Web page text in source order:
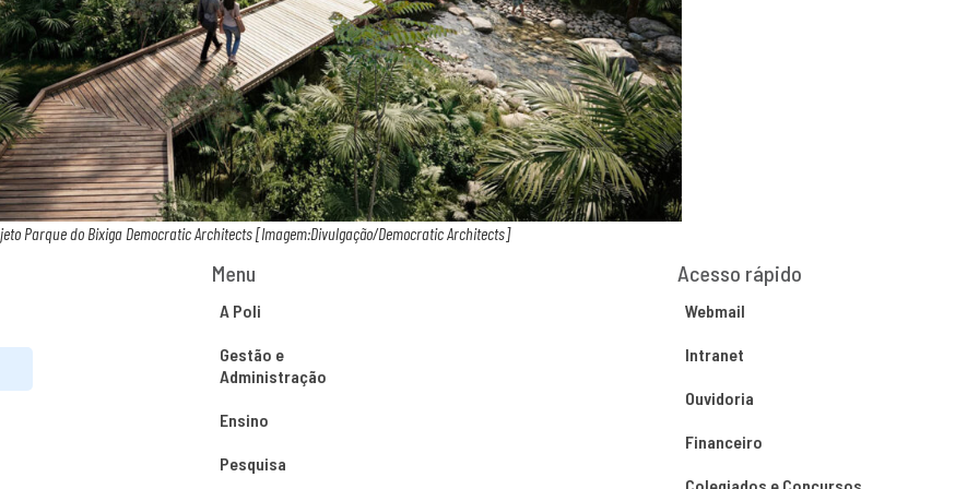
Parque do Bixiga Democratic Architects [Imagem:Divulgação/Democratic Architects]
Menu
A Poli
Gestão e
Administração
Ensino
Pesquisa
Acesso rápido
Webmail
Intranet
Ouvidoria
Financeiro